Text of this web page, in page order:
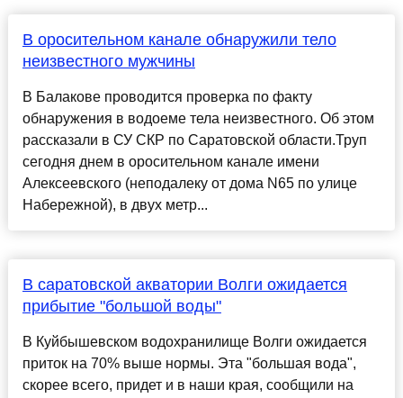
В оросительном канале обнаружили тело
неизвестного мужчины
В Балакове проводится проверка по факту
обнаружения в водоеме тела неизвестного. Об этом
рассказали в СУ СКР по Саратовской области.Труп
сегодня днем в оросительном канале имени
Алексеевского (неподалеку от дома N65 по улице
Набережной), в двух метр...
В саратовской акватории Волги ожидается
прибытие "большой воды"
В Куйбышевском водохранилище Волги ожидается
приток на 70% выше нормы. Эта "большая вода",
скорее всего, придет и в наши края, сообщили на